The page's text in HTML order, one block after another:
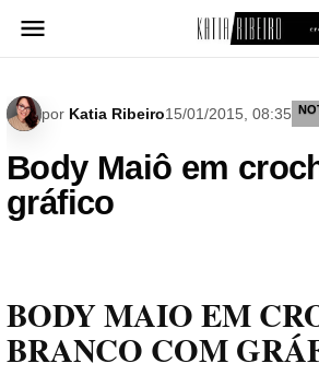
para
por Katia Ribeiro15/01/2015, 08:35
Body Maiô em
gráfico
BODY MAIO EM
BRANCO COM